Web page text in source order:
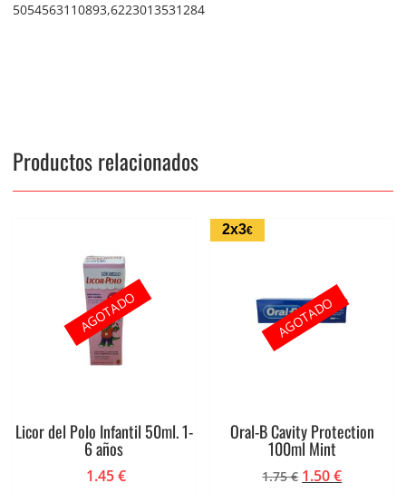
5054563110893,6223013531284
Productos relacionados
Licor del Polo Infantil 50ml. 1-
6 años
1.45€
AGOTADO
2x3€
Oral-B Cavity Protection
100ml Mint
1.75€ El
1.50€El
AGOTADO